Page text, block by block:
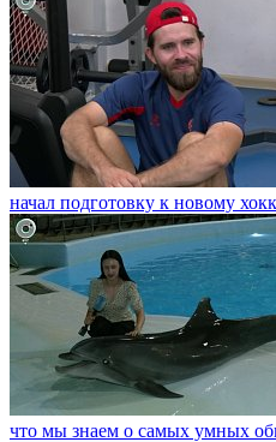
начал подготовку к новому
что мы знаем о самых умных